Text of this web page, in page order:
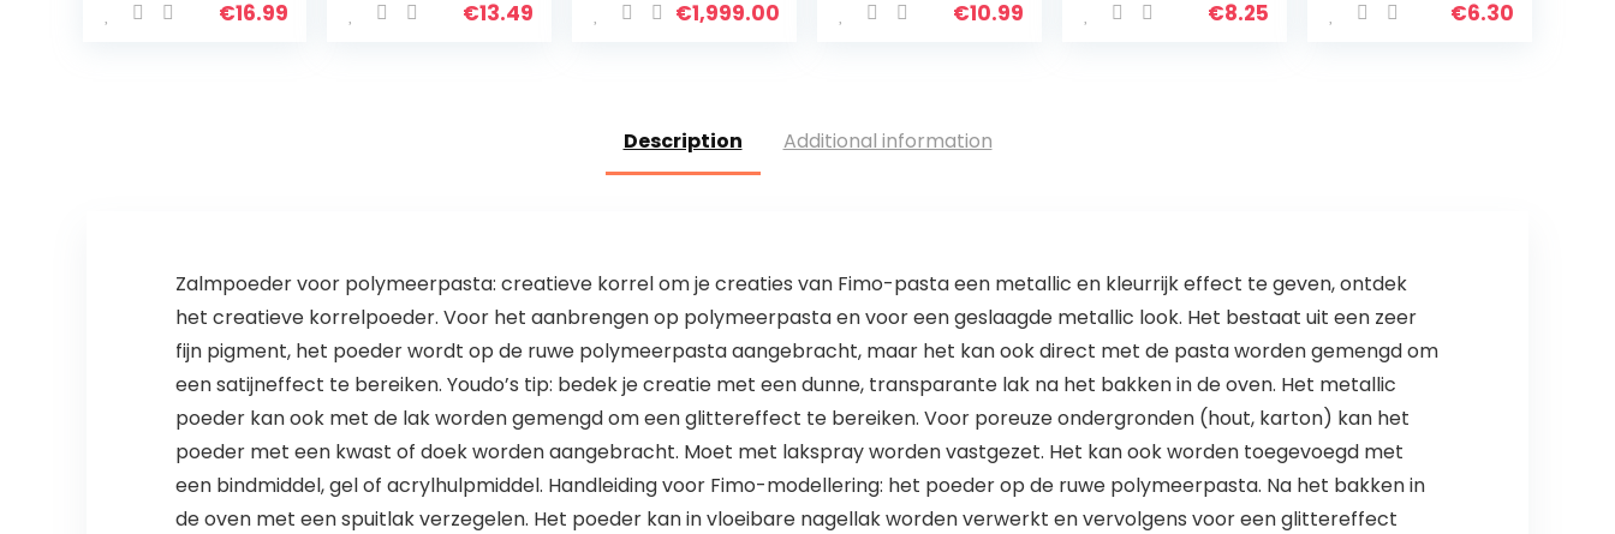
handgemaakte
€16.99
Saltbord,
€13.49
cake decorating
€1,999.00
decoratieve€10.99
kleurpoeder |€8.25
Star Cake
€6.30
Description Additional information
Zalmpoeder voor polymeerpasta: creatieve korrel om je creaties van Fimo-pasta een metallic en kleurrijk effect te geven, ontdek
het creatieve korrelpoeder. Voor het aanbrengen op polymeerpasta en voor een geslaagde metallic look. Het bestaat uit een zeer
fijn pigment, het poeder wordt op de ruwe polymeerpasta aangebracht, maar het kan ook direct met de pasta worden gemengd om
een satijneffect te bereiken. Youdo’s tip: bedek je creatie met een dunne, transparante lak na het bakken in de oven. Het metallic
poeder kan ook met de lak worden gemengd om een glittereffect te bereiken. Voor poreuze ondergronden (hout, karton) kan het
poeder met een kwast of doek worden aangebracht. Moet met lakspray worden vastgezet. Het kan ook worden toegevoegd met
een bindmiddel, gel of acrylhulpmiddel. Handleiding voor Fimo-modellering: het poeder op de ruwe polymeerpasta. Na het bakken in
de oven met een spuitlak verzegelen. Het poeder kan in vloeibare nagellak worden verwerkt en vervolgens voor een glittereffect